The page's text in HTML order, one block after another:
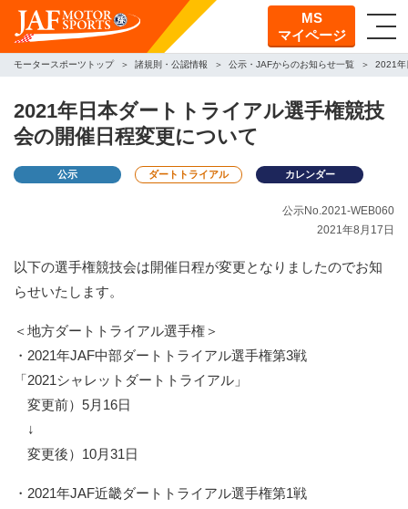
MS
マイページ
モータースポーツトップ 諸規則・公認情報 公示・JAFからのお知らせ一覧 2021年
2021年日本ダートトライアル選手権競技
会の開催日程変更について
公示 ダートトライアル カレンダー
公示No.2021-WEB060
2021年8月17日
以下の選手権競技会は開催日程が変更となりましたのでお知
らせいたします。
＜地方ダートトライアル選手権＞
・2021年JAF中部ダートトライアル選手権第3戦
「2021シャレットダートトライアル」
変更前）5月16日
↓
変更後）10月31日
・2021年JAF近畿ダートトライアル選手権第1戦